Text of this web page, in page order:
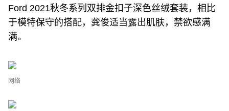
Ford 2021秋冬系列双排金扣子深色丝绒套装，相比
于模特保守的搭配，龚俊适当露出肌肤，禁欲感满
满。
网络